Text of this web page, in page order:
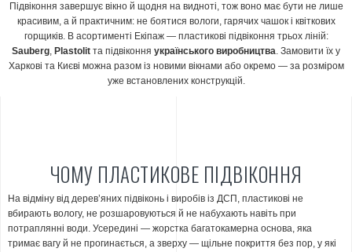
Підвіконня завершує вікно й щодня на видноті, тож воно має бути не лише
красивим, а й практичним: не боятися вологи, гарячих чашок і квіткових
горщиків. В асортименті Екіпаж — пластикові підвіконня трьох ліній:
Sauberg, Plastolit та підвіконня українського виробництва. Замовити їх у
Харкові та Києві можна разом із новими вікнами або окремо — за розміром
уже встановлених конструкцій.
ЧОМУ ПЛАСТИКОВЕ ПІДВІКОННЯ
На відміну від дерев’яних підвіконь і виробів із ДСП, пластикові не
вбирають вологу, не розшаровуються й не набухають навіть при
потраплянні води. Усередині — жорстка багатокамерна основа, яка
тримає вагу й не прогинається, а зверху — щільне покриття без пор, у які